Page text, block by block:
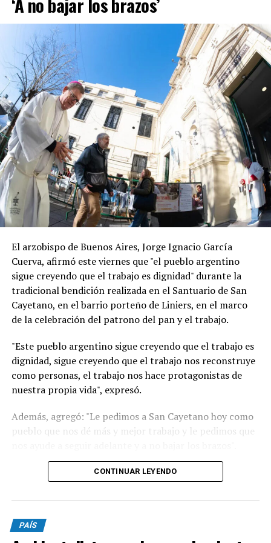
El arzobispo de Buenos Aires, Jorge Ignacio García
Cuerva, afirmó este viernes que "el pueblo argentino
sigue creyendo que el trabajo es dignidad" durante la
tradicional bendición realizada en el Santuario de San
Cayetano, en el barrio porteño de Liniers, en el marco
de la celebración del patrono del pan y el trabajo.
"Este pueblo argentino sigue creyendo que el trabajo es
dignidad, sigue creyendo que el trabajo nos reconstruye
como personas, el trabajo nos hace protagonistas de
nuestra propia vida", expresó.
Además, agregó: "Le pedimos a San Cayetano hoy como
pueblo que nos dé más y mejor trabajo y le pedimos que
"Un signo de esperanza es verlos a todos ustedes
están aquí con sus herramientas, con el fruto de su
trabajo con sus manos con su corazón queriendo
reconstruir seguramente la vida de su familia y la de
CONTINUAR LEYENDO
PAÍS